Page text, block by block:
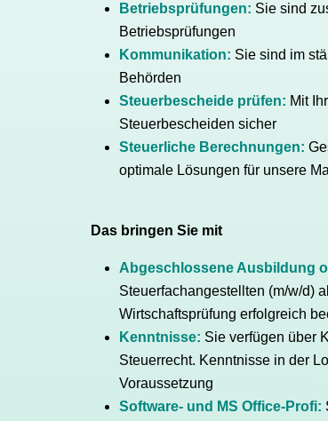
Betriebsprüfungen: Sie sind
Betriebsprüfungen
Kommunikation: Sie sind im
Behörden
Steuerbescheide prüfen: Mit
Steuerbescheiden sicher
Steuerliche Berechnungen:
optimale Lösungen für unsere
Das bringen Sie mit
Abgeschlossene Ausbildung
Steuerfachangestellten (m/w/d)
Wirtschaftsprüfung erfolgreich
Kenntnisse: Sie verfügen über
Steuerrecht. Kenntnisse in der
Voraussetzung
Software- und MS Office-Profi: